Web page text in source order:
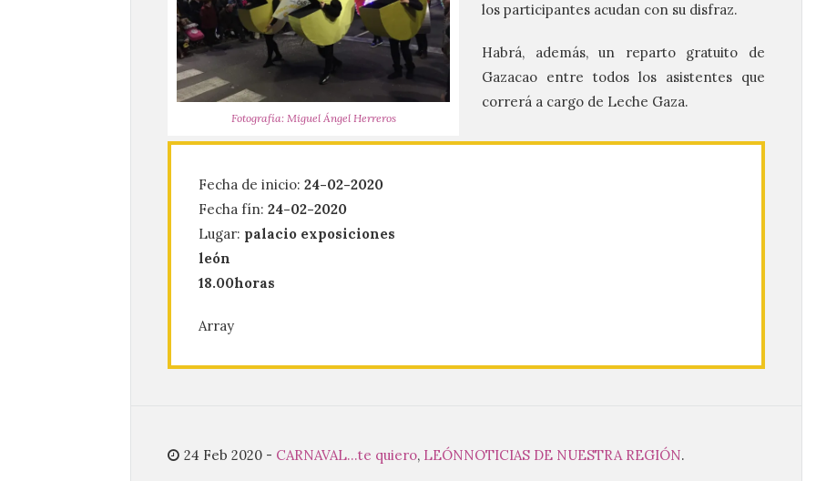
Fotografía: Miguel Ángel Herreros
los participantes acudan con su disfraz.
Habrá, además, un reparto gratuito de
Gazacao entre todos los asistentes que
correrá a cargo de Leche Gaza.
Fecha de inicio: 24-02-2020
Fecha fín: 24-02-2020
Lugar: palacio exposiciones
león
18.00horas
Array
24 Feb 2020 - CARNAVAL...te quiero, LEÓNNOTICIAS DE NUESTRA REGIÓN.